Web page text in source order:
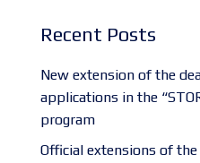
Recent Posts
New extension of the
applications in the
program
Official extensions of